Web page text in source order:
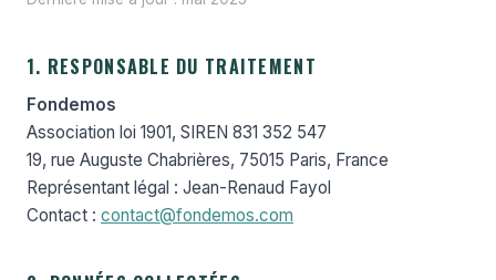
1. RESPONSABLE DU TRAITEMENT
Fondemos
Association loi 1901, SIREN 831 352 547
19, rue Auguste Chabrières, 75015 Paris, France
Représentant légal : Jean-Renaud Fayol
Contact : contact@fondemos.com